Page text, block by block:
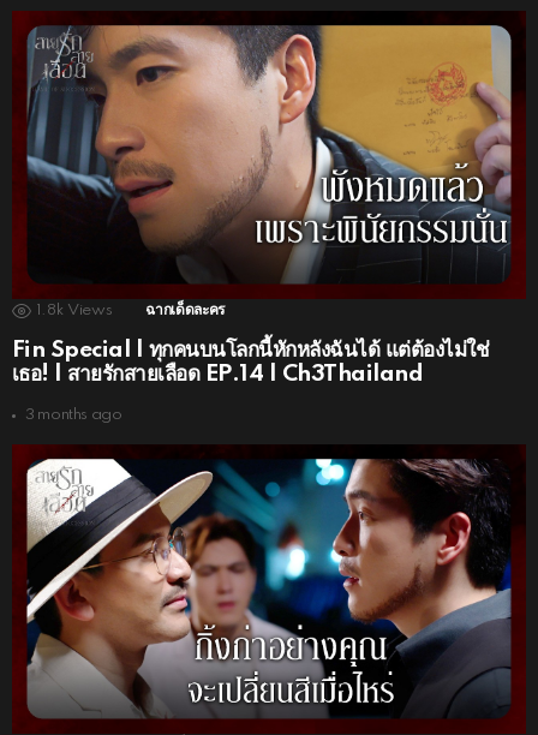
1.8k Views ฉากเด็ดละคร
Fin Special | ทุกคนบนโลกนี้หักหลังฉันได้ แต่ต้องไม่ใช่
เธอ! | สายรักสายเลือด EP.14 | Ch3Thailand
3 months ago